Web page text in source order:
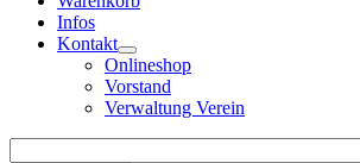
Infos
Kontakt
Onlineshop
Vorstand
Verwaltung Verein